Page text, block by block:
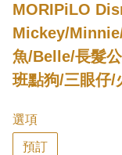
MORIPiLO
Mickey/
魚/Belle/長髮
班點狗/三眼仔
選項
預訂